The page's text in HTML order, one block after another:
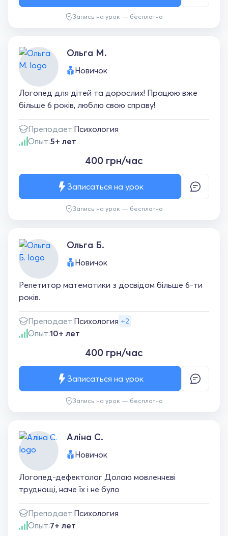
Запись на урок — бесплатно
Ольга М.
Новичок
Логопед для дітей та дорослих! Працюю вже
більше 6 років, люблю свою справу!
Преподает:Психология
Опыт:5+ лет
400 грн/час
Запись на урок — бесплатно
Записаться на урок
Ольга Б.
Новичок
Репетитор математики з досвідом більше 6-ти
років.
Преподает:Психология +2
Опыт:10+ лет
400 грн/час
Запись на урок — бесплатно
Записаться на урок
Аліна С.
Новичок
Логопед-дефектолог Долаю мовленнєві
труднощі, наче їх і не було
Преподает:Психология
Опыт:7+ лет